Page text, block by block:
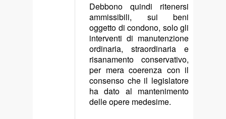
Debbono quindi ritenersi
ammissibili, sui beni
oggetto di condono, solo gli
interventi di manutenzione
ordinaria, straordinaria e
risanamento conservativo,
per mera coerenza con il
consenso che il legislatore
ha dato al mantenimento
delle opere medesime.